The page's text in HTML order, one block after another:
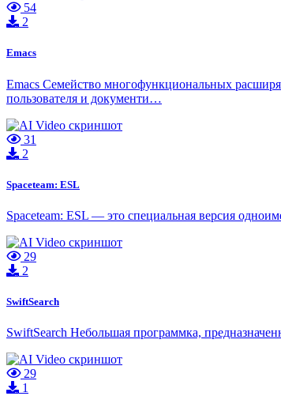
54
2
Emacs
Emacs Cемейство многофункциональных
пользователя и документи…
31
2
Spaceteam: ESL
Spaceteam: ESL — это специальная версия
29
2
SwiftSearch
SwiftSearch Небольшая программка,
29
1